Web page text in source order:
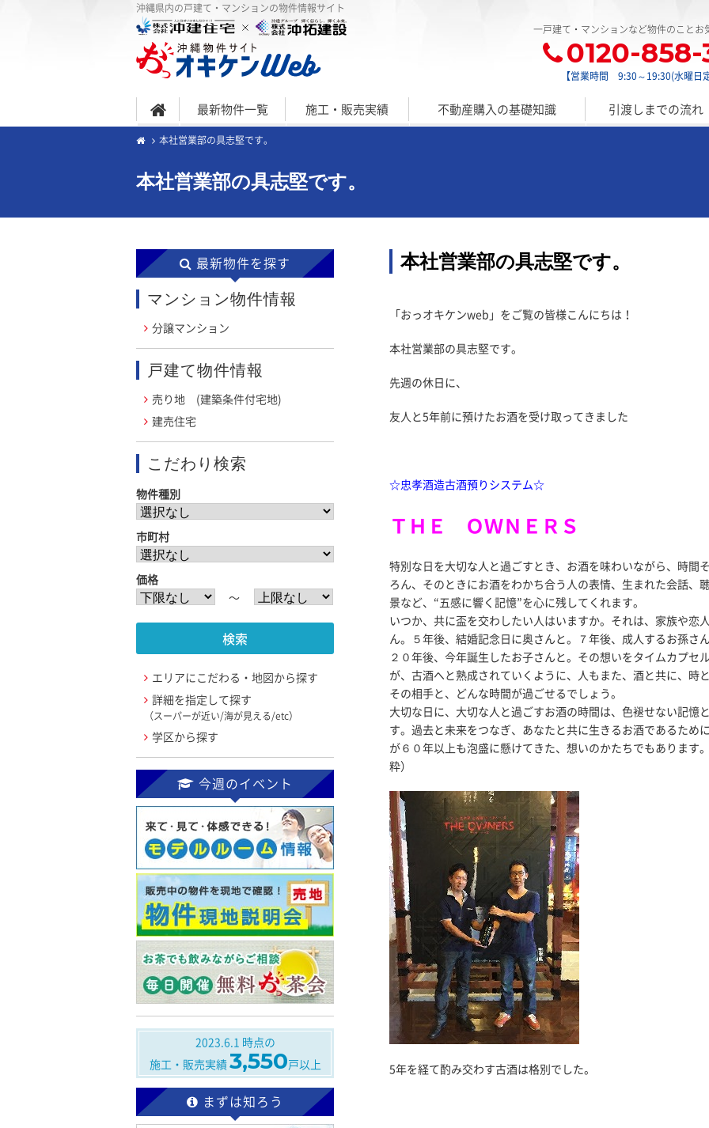
沖縄県内の戸建て・マンションの物件情報サイト
一戸建て・マンションなど物件のことお
0120-
【営業時間 9:30～19:30(水曜日
最新物件一覧 施工・販売実績 不動産購入の基礎知識 引渡しまでの流れ
本社営業部の具志堅です。
本社営業部の具志堅です。
本社営業部の具志堅です。
「おっオキケンweb」をご覧の皆様こんにちは！
本社営業部の具志堅です。
先週の休日に、
友人と5年前に預けたお酒を受け取ってきました
☆忠孝酒造古酒預りシステム☆
ＴＨＥ ＯＷＮＥＲＳ
特別な日を大切な人と過ごすとき、お酒を味わいながら、時間
ろん、そのときにお酒をわかち合う人の表情、生まれた会話、
景など、“五感に響く記憶”を心に残してくれます。
いつか、共に盃を交わしたい人はいますか。それは、家族や恋
ん。５年後、結婚記念日に奥さんと。７年後、成人するお孫さ
２０年後、今年誕生したお子さんと。その想いをタイムカプセ
が、古酒へと熟成されていくように、人もまた、酒と共に、時
その相手と、どんな時間が過ごせるでしょう。
大切な日に、大切な人と過ごすお酒の時間は、色褪せない記憶
す。過去と未来をつなぎ、あなたと共に生きるお酒であるため
が６０年以上も泡盛に懸けてきた、想いのかたちでもあります
粋）
5年を経て酌み交わす古酒は格別でした。
最新物件を探す
マンション物件情報
分譲マンション
戸建て物件情報
売り地 (建築条件付宅地)
建売住宅
こだわり検索
物件種別
市町村
価格
〜
エリアにこだわる・地図から探す
詳細を指定して探す
（スーパーが近い/海が見える/etc）
学区から探す
今週のイベント
2023.6.1 時点の
施工・販売実績3,550戸以上
まずは知ろう